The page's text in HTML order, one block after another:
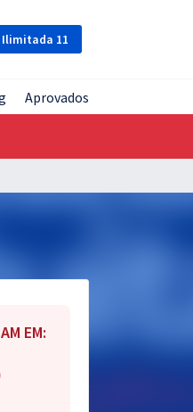
Ilimitada 11
Aprovados
EM: